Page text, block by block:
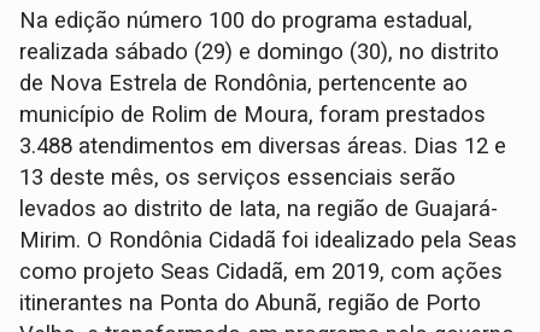
Na edição número 100 do programa estadual,
realizada sábado (29) e domingo (30), no distrito
de Nova Estrela de Rondônia, pertencente ao
município de Rolim de Moura, foram prestados
3.488 atendimentos em diversas áreas. Dias 12 e
13 deste mês, os serviços essenciais serão
levados ao distrito de Iata, na região de Guajará-
Mirim. O Rondônia Cidadã foi idealizado pela Seas
como projeto Seas Cidadã, em 2019, com ações
itinerantes na Ponta do Abunã, região de Porto